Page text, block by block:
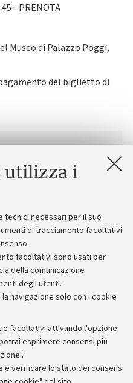
utilizza i
tecnici necessari per il suo
di tracciamento facoltativi
facoltativi sono usati per
della comunicazione
degli utenti.
navigazione solo con i cookie
facoltativi attivando l'opzione
esprimere consensi più
verificare lo stato dei consensi
- PRENOTA
Museo di Palazzo Poggi,
del biglietto di
Civiltà